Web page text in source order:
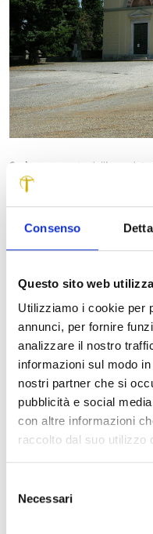
Consenso
Questo sito web
Utilizziamo i cookie per
annunci, per fornire
analizzare il nostro
informazioni sul modo
nostri partner che si
pubblicità e social
con altre informazioni
raccolto dal suo utilizzo
delNecessari
risuonare le prime note
Farneta, dopo IL necessario
Un’importante recupero
dall’associazione
commissionato nel 1867
Landucci e poi
L’organo, la cui tastiera
giovane Giacomo
autografa sulla cassa
particolarmente ricco di
timbrici bandistici, a
un’epoca in cui la
Il restauro è stato
e finanziato dalla